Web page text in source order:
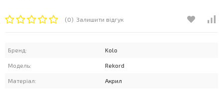
(0) Залишити відгук
Бренд: Kolo
Модель: Rekord
Матеріал: Акрил